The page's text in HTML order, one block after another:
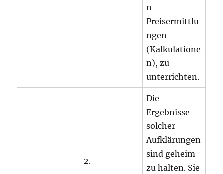
n
Preisermittlu
ngen
(Kalkulatione
n), zu
unterrichten.
2.
Die
Ergebnisse
solcher
Aufklärungen
sind geheim
zu halten. Sie